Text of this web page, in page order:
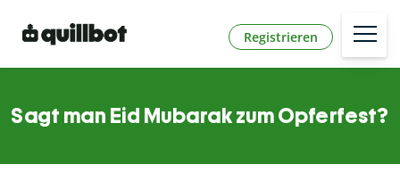
Registrieren
Sagt man Eid Mubarak zum Opferfest?